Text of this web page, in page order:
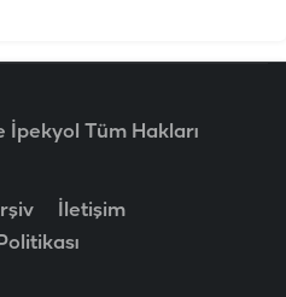
Tüm Hakları
İletişim